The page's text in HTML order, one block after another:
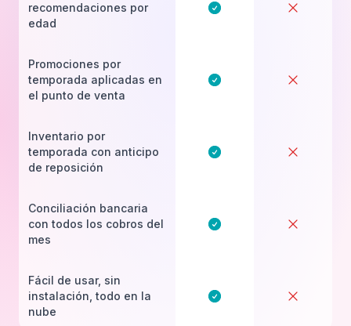
recomendaciones por
edad
Promociones por
temporada aplicadas en
el punto de venta
Inventario por
temporada con anticipo
de reposición
Conciliación bancaria
con todos los cobros del
mes
Fácil de usar, sin
instalación, todo en la
nube